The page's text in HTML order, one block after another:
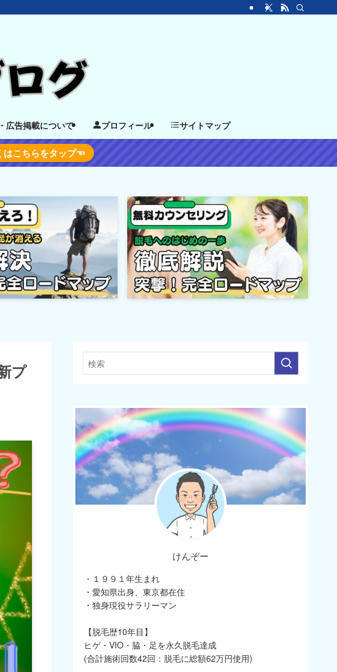
広告掲載について プロフィール サイトマップ
はこちらをタップ☜
プ
けんぞー
・１９９１年生まれ
・愛知県出身、東京都在住
・独身現役サラリーマン
【脱毛歴10年目】
ヒゲ・VIO・脇・足を永久脱毛達成
(合計施術回数42回：脱毛に総額62万円使用)